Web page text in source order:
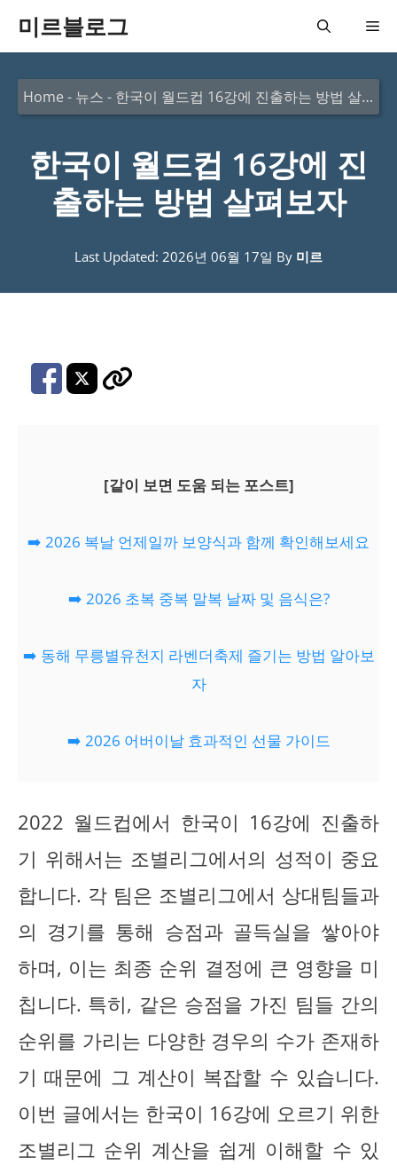
미르블로그 메
뉴
Home - 뉴스 - 한국이 월드컵 16강에 진출하는 방법 살펴보자
한국이 월드컵 16강에 진
출하는 방법 살펴보자
Last Updated: 2026년 06월 17일 By 미르
[같이 보면 도움 되는 포스트]
➡️ 2026 복날 언제일까 보양식과 함께 확인해보세요
➡️ 2026 초복 중복 말복 날짜 및 음식은?
➡️ 동해 무릉별유천지 라벤더축제 즐기는 방법 알아보
자
➡️ 2026 어버이날 효과적인 선물 가이드
2022 월드컵에서 한국이 16강에 진출하
기 위해서는 조별리그에서의 성적이 중요
합니다. 각 팀은 조별리그에서 상대팀들과
의 경기를 통해 승점과 골득실을 쌓아야
하며, 이는 최종 순위 결정에 큰 영향을 미
칩니다. 특히, 같은 승점을 가진 팀들 간의
순위를 가리는 다양한 경우의 수가 존재하
기 때문에 그 계산이 복잡할 수 있습니다.
이번 글에서는 한국이 16강에 오르기 위한
조별리그 순위 계산을 쉽게 이해할 수 있